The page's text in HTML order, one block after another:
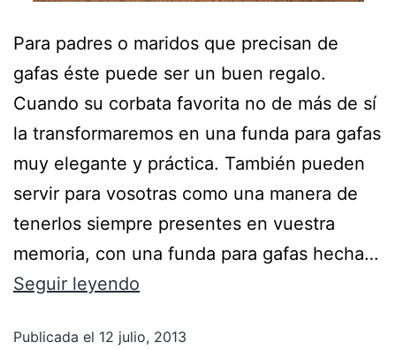
Para padres o maridos que precisan de
gafas éste puede ser un buen regalo.
Cuando su corbata favorita no de más de sí
la transformaremos en una funda para gafas
muy elegante y práctica. También pueden
servir para vosotras como una manera de
tenerlos siempre presentes en vuestra
memoria, con una funda para gafas hecha…
Seguir leyendo
Publicada el 12 julio, 2013